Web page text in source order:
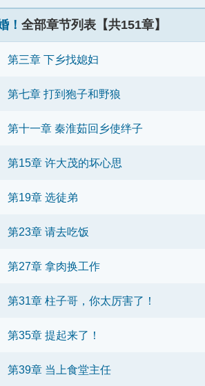
！ 全部章节列表【共151章】
第三章 下乡找媳妇
第七章 打到狍子和野狼
第十一章 秦淮茹回乡使绊子
第15章 许大茂的坏心思
第19章 选徒弟
第23章 请去吃饭
第27章 拿肉换工作
第31章 柱子哥，你太厉害了！
第35章 提起来了！
第39章 当上食堂主任